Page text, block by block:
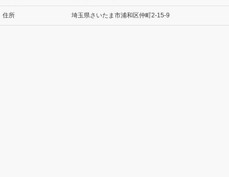
住所 埼玉県さいたま市浦和区仲町2-15-9